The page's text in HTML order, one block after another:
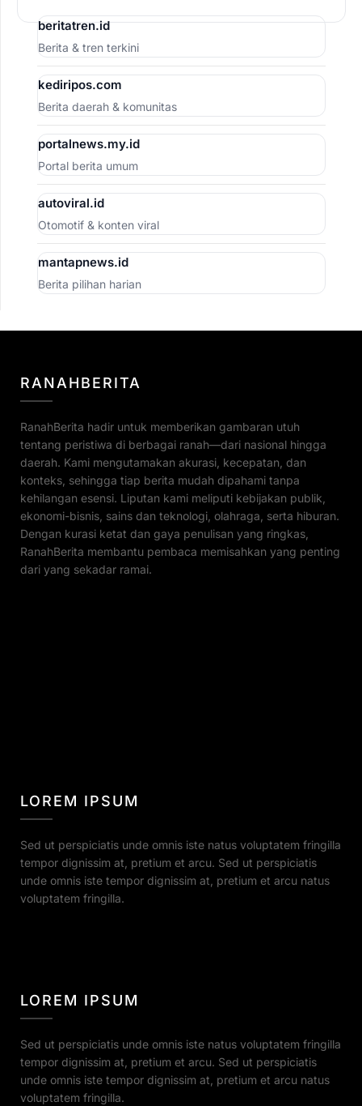
beritatren.id
Berita & tren terkini
kediripos.com
Berita daerah & komunitas
portalnews.my.id
Portal berita umum
autoviral.id
Otomotif & konten viral
mantapnews.id
Berita pilihan harian
RANAHBERITA
RanahBerita hadir untuk memberikan gambaran utuh
tentang peristiwa di berbagai ranah—dari nasional hingga
daerah. Kami mengutamakan akurasi, kecepatan, dan
konteks, sehingga tiap berita mudah dipahami tanpa
kehilangan esensi. Liputan kami meliputi kebijakan publik,
ekonomi-bisnis, sains dan teknologi, olahraga, serta hiburan.
Dengan kurasi ketat dan gaya penulisan yang ringkas,
RanahBerita membantu pembaca memisahkan yang penting
dari yang sekadar ramai.
LOREM IPSUM
Sed ut perspiciatis unde omnis iste natus voluptatem fringilla
tempor dignissim at, pretium et arcu. Sed ut perspiciatis
unde omnis iste tempor dignissim at, pretium et arcu natus
voluptatem fringilla.
LOREM IPSUM
Sed ut perspiciatis unde omnis iste natus voluptatem fringilla
tempor dignissim at, pretium et arcu. Sed ut perspiciatis
unde omnis iste tempor dignissim at, pretium et arcu natus
voluptatem fringilla.